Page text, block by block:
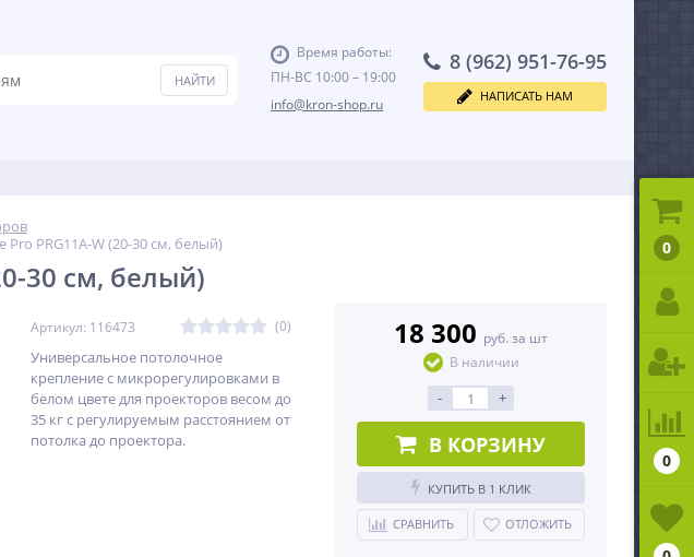
Время работы:
ПН-ВС 10:00 – 19:00
info@kron-shop.ru
8 (962) 951-76-95
НАПИСАТЬ НАМ
PRG11A-W (20-30 см, белый)
30 см, белый)
Артикул: 116473 (0)
Универсальное потолочное
крепление с микрорегулировками в
белом цвете для проекторов весом до
35 кг c регулируемым расстоянием от
потолка до проектора.
18 300 руб. за шт
В наличии
- +
В КОРЗИНУ
КУПИТЬ В 1 КЛИК
СРАВНИТЬ ОТЛОЖИТЬ
0
0